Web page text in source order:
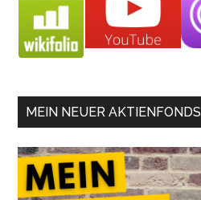
MEIN NEUER AKTIENFONDS